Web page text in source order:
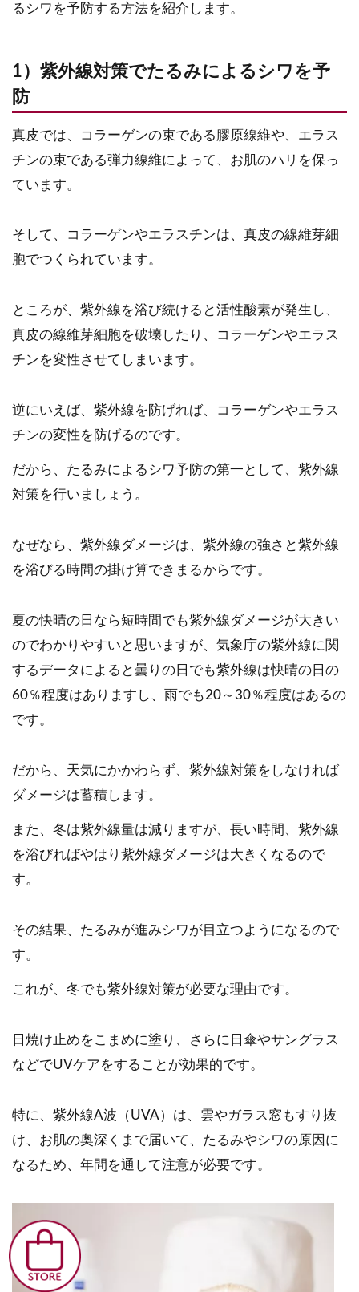
るシワを予防する方法を紹介します。
1）紫外線対策でたるみによるシワを予
防
真皮では、コラーゲンの束である膠原線維や、エラス
チンの束である弾力線維によって、お肌のハリを保っ
ています。
そして、コラーゲンやエラスチンは、真皮の線維芽細
胞でつくられています。
ところが、紫外線を浴び続けると活性酸素が発生し、
真皮の線維芽細胞を破壊したり、コラーゲンやエラス
チンを変性させてしまいます。
逆にいえば、紫外線を防げれば、コラーゲンやエラス
チンの変性を防げるのです。
だから、たるみによるシワ予防の第一として、紫外線
対策を行いましょう。
なぜなら、紫外線ダメージは、紫外線の強さと紫外線
を浴びる時間の掛け算できまるからです。
夏の快晴の日なら短時間でも紫外線ダメージが大きい
のでわかりやすいと思いますが、気象庁の紫外線に関
するデータによると曇りの日でも紫外線は快晴の日の
60％程度はありますし、雨でも20～30％程度はあるの
です。
だから、天気にかかわらず、紫外線対策をしなければ
ダメージは蓄積します。
また、冬は紫外線量は減りますが、長い時間、紫外線
を浴びればやはり紫外線ダメージは大きくなるので
す。
その結果、たるみが進みシワが目立つようになるので
す。
これが、冬でも紫外線対策が必要な理由です。
日焼け止めをこまめに塗り、さらに日傘やサングラス
などでUVケアをすることが効果的です。
特に、紫外線A波（UVA）は、雲やガラス窓もすり抜
け、お肌の奥深くまで届いて、たるみやシワの原因に
なるため、年間を通して注意が必要です。